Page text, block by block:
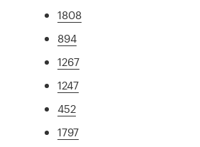
1808
894
1267
1247
452
1797